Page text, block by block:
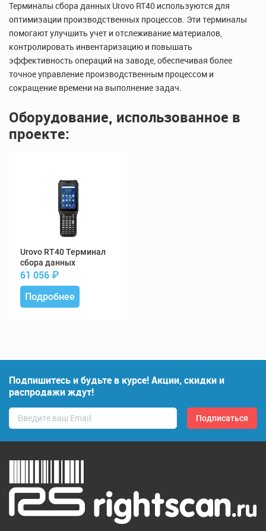
Терминалы сбора данных Urovo RT40 используются для
оптимизации производственных процессов. Эти терминалы
помогают улучшить учет и отслеживание материалов,
контролировать инвентаризацию и повышать
эффективность операций на заводе, обеспечивая более
точное управление производственным процессом и
сокращение времени на выполнение задач.
Оборудование, использованное в
проекте:
RT40 Терминал
сбора данных
61 056 ₽
Подробнее
Подпишитесь и будьте в курсе! Акции, скидки и
распродажи ждут!